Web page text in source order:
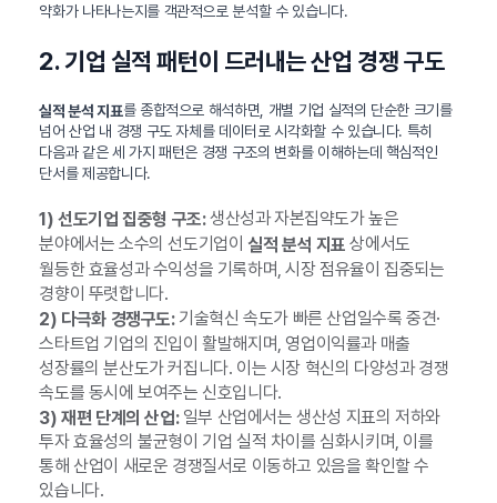
약화가 나타나는지를 객관적으로 분석할 수 있습니다.
2. 기업 실적 패턴이 드러내는 산업 경쟁 구도
실적 분석 지표를 종합적으로 해석하면, 개별 기업 실적의 단순한 크기를
넘어 산업 내 경쟁 구도 자체를 데이터로 시각화할 수 있습니다. 특히
다음과 같은 세 가지 패턴은 경쟁 구조의 변화를 이해하는데 핵심적인
단서를 제공합니다.
1) 선도기업 집중형 구조:생산성과 자본집약도가 높은
분야에서는 소수의 선도기업이 실적 분석 지표 상에서도
월등한 효율성과 수익성을 기록하며, 시장 점유율이 집중되는
경향이 뚜렷합니다.
2) 다극화 경쟁구도:기술혁신 속도가 빠른 산업일수록 중견·
스타트업 기업의 진입이 활발해지며, 영업이익률과 매출
성장률의 분산도가 커집니다. 이는 시장 혁신의 다양성과 경쟁
속도를 동시에 보여주는 신호입니다.
3) 재편 단계의 산업:일부 산업에서는 생산성 지표의 저하와
투자 효율성의 불균형이 기업 실적 차이를 심화시키며, 이를
통해 산업이 새로운 경쟁질서로 이동하고 있음을 확인할 수
있습니다.